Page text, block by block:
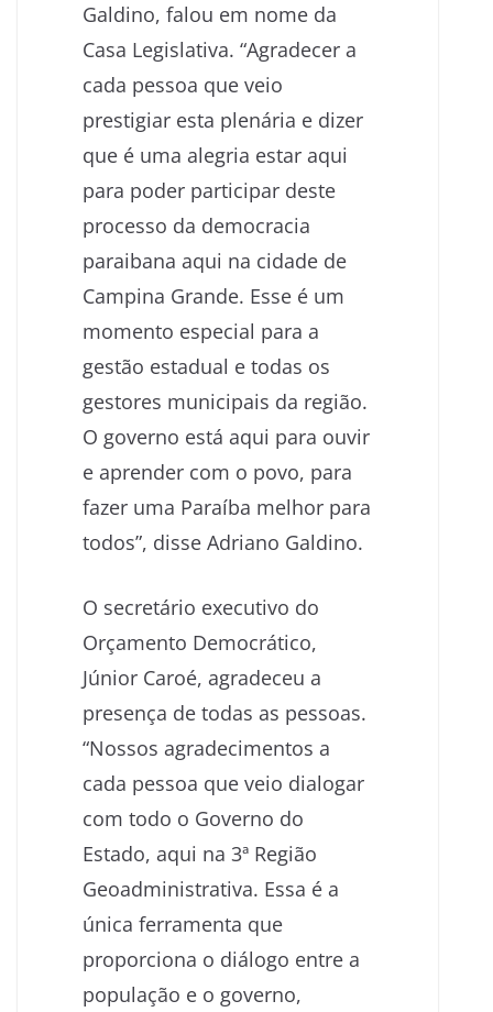
Galdino, falou em nome da
Casa Legislativa. “Agradecer a
cada pessoa que veio
prestigiar esta plenária e dizer
que é uma alegria estar aqui
para poder participar deste
processo da democracia
paraibana aqui na cidade de
Campina Grande. Esse é um
momento especial para a
gestão estadual e todas os
gestores municipais da região.
O governo está aqui para ouvir
e aprender com o povo, para
fazer uma Paraíba melhor para
todos”, disse Adriano Galdino.
O secretário executivo do
Orçamento Democrático,
Júnior Caroé, agradeceu a
presença de todas as pessoas.
“Nossos agradecimentos a
cada pessoa que veio dialogar
com todo o Governo do
Estado, aqui na 3ª Região
Geoadministrativa. Essa é a
única ferramenta que
proporciona o diálogo entre a
população e o governo,